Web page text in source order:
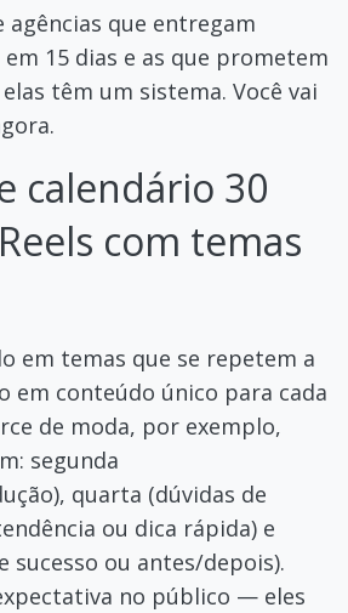
agências que entregam
15 dias e as que prometem
têm um sistema. Você vai
calendário 30
com temas
em temas que se repetem a
em conteúdo único para cada
de moda, por exemplo,
segunda
quarta (dúvidas de
ou dica rápida) e
sucesso ou antes/depois).
no público — eles